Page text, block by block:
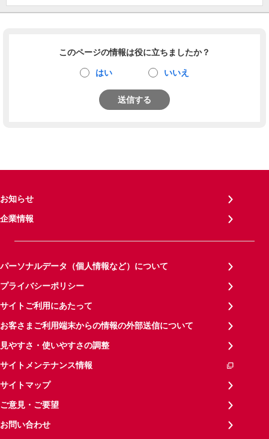
このページの情報は役に立ちましたか？
はい いいえ
送信する
お知らせ
企業情報
パーソナルデータ（個人情報など）について
プライバシーポリシー
サイトご利用にあたって
お客さまご利用端末からの情報の外部送信について
見やすさ・使いやすさの調整
サイトメンテナンス情報
サイトマップ
ご意見・ご要望
お問い合わせ